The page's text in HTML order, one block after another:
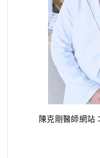
陳克剛醫師網站：